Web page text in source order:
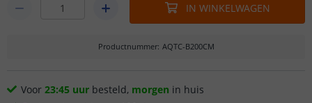
IN WINKELWAGEN
Productnummer: AQTC-B200CM
Voor 23:45 uur besteld, morgen in huis